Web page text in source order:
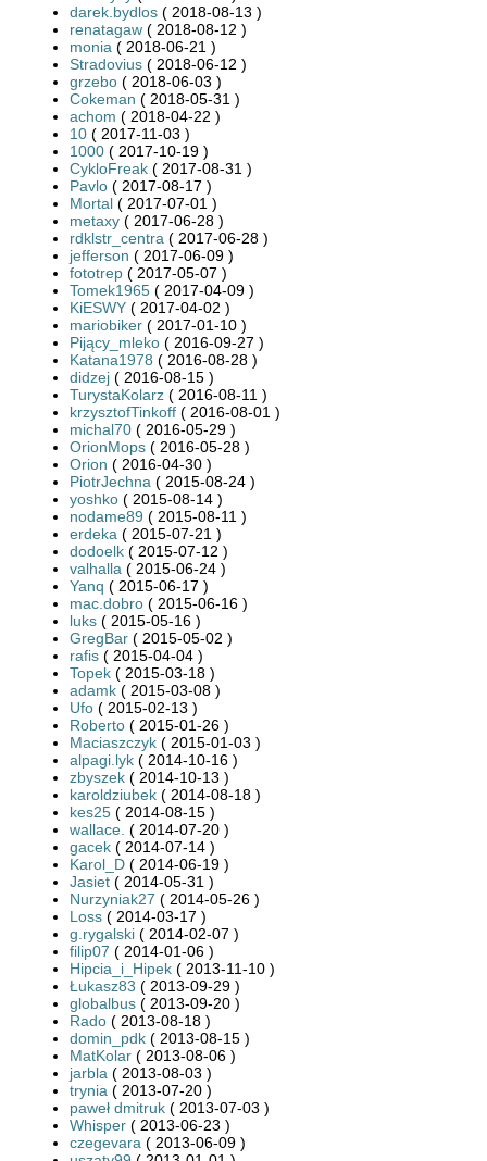
darek.bydlos ( 2018-08-13 )
renatagaw ( 2018-08-12 )
monia ( 2018-06-21 )
Stradovius ( 2018-06-12 )
grzebo ( 2018-06-03 )
Cokeman ( 2018-05-31 )
achom ( 2018-04-22 )
10 ( 2017-11-03 )
1000 ( 2017-10-19 )
CykloFreak ( 2017-08-31 )
Pavlo ( 2017-08-17 )
Mortal ( 2017-07-01 )
metaxy ( 2017-06-28 )
rdklstr_centra ( 2017-06-28 )
jefferson ( 2017-06-09 )
fototrep ( 2017-05-07 )
Tomek1965 ( 2017-04-09 )
KiESWY ( 2017-04-02 )
mariobiker ( 2017-01-10 )
Pijący_mleko ( 2016-09-27 )
Katana1978 ( 2016-08-28 )
didzej ( 2016-08-15 )
TurystaKolarz ( 2016-08-11 )
krzysztofTinkoff ( 2016-08-01 )
michal70 ( 2016-05-29 )
OrionMops ( 2016-05-28 )
Orion ( 2016-04-30 )
PiotrJechna ( 2015-08-24 )
yoshko ( 2015-08-14 )
nodame89 ( 2015-08-11 )
erdeka ( 2015-07-21 )
dodoelk ( 2015-07-12 )
valhalla ( 2015-06-24 )
Yanq ( 2015-06-17 )
mac.dobro ( 2015-06-16 )
luks ( 2015-05-16 )
GregBar ( 2015-05-02 )
rafis ( 2015-04-04 )
Topek ( 2015-03-18 )
adamk ( 2015-03-08 )
Ufo ( 2015-02-13 )
Roberto ( 2015-01-26 )
Maciaszczyk ( 2015-01-03 )
alpagi.lyk ( 2014-10-16 )
zbyszek ( 2014-10-13 )
karoldziubek ( 2014-08-18 )
kes25 ( 2014-08-15 )
wallace. ( 2014-07-20 )
gacek ( 2014-07-14 )
Karol_D ( 2014-06-19 )
Jasiet ( 2014-05-31 )
Nurzyniak27 ( 2014-05-26 )
Loss ( 2014-03-17 )
g.rygalski ( 2014-02-07 )
filip07 ( 2014-01-06 )
Hipcia_i_Hipek ( 2013-11-10 )
Łukasz83 ( 2013-09-29 )
globalbus ( 2013-09-20 )
Rado ( 2013-08-18 )
domin_pdk ( 2013-08-15 )
MatKolar ( 2013-08-06 )
jarbla ( 2013-08-03 )
trynia ( 2013-07-20 )
paweł dmitruk ( 2013-07-03 )
Whisper ( 2013-06-23 )
czegevara ( 2013-06-09 )